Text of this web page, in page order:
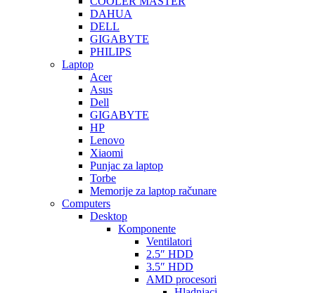
DAHUA
DELL
GIGABYTE
PHILIPS
Laptop
Acer
Asus
Dell
GIGABYTE
HP
Lenovo
Xiaomi
Punjac za laptop
Torbe
Memorije za laptop računare
Computers
Desktop
Komponente
Ventilatori
2.5″ HDD
3.5″ HDD
AMD procesori